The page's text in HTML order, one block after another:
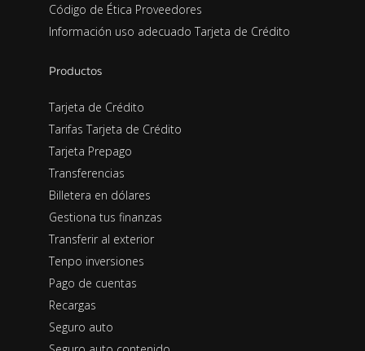
Código de Ética Proveedores
Información uso adecuado Tarjeta de Crédito
Productos
Tarjeta de Crédito
Tarifas Tarjeta de Crédito
Tarjeta Prepago
Transferencias
Billetera en dólares
Gestiona tus finanzas
Transferir al exterior
Tenpo inversiones
Pago de cuentas
Recargas
Seguro auto